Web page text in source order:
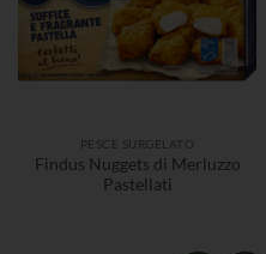
PESCE SURGELATO
Findus Nuggets di Merluzzo
Pastellati